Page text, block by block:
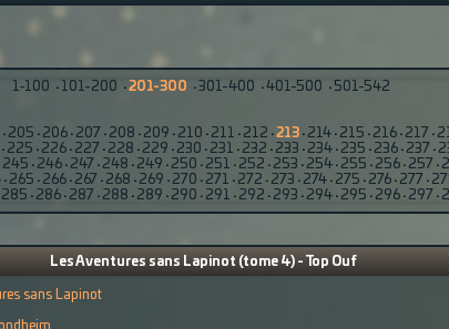
1-100 · 101-200 · 201-300 · 301-400 · 401-500 · 501-542
· 205 · 206 · 207 · 208 · 209 · 210 · 211 · 212 ·213 · 214 · 215 · 216 · 217 ·
· 225 · 226 · 227 · 228 · 229 · 230 · 231 · 232 · 233 · 234 · 235 · 236 · 237 ·
245 · 246 · 247 · 248 · 249 · 250 · 251 · 252 · 253 · 254 · 255 · 256 · 257 ·
· 265 · 266 · 267 · 268 · 269 · 270 · 271 · 272 · 273 · 274 · 275 · 276 · 277 ·
285 · 286 · 287 · 288 · 289 · 290 · 291 · 292 · 293 · 294 · 295 · 296 · 297 ·
Les Aventures sans Lapinot (tome 4) - Top Ouf
sans Lapinot